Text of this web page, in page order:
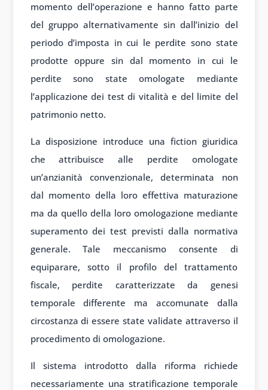
momento dell’operazione e hanno fatto parte
del gruppo alternativamente sin dall’inizio del
periodo d’imposta in cui le perdite sono state
prodotte oppure sin dal momento in cui le
perdite sono state omologate mediante
l’applicazione dei test di vitalità e del limite del
patrimonio netto.
La disposizione introduce una fiction giuridica
che attribuisce alle perdite omologate
un’anzianità convenzionale, determinata non
dal momento della loro effettiva maturazione
ma da quello della loro omologazione mediante
superamento dei test previsti dalla normativa
generale. Tale meccanismo consente di
equiparare, sotto il profilo del trattamento
fiscale, perdite caratterizzate da genesi
temporale differente ma accomunate dalla
circostanza di essere state validate attraverso il
procedimento di omologazione.
Il sistema introdotto dalla riforma richiede
necessariamente una stratificazione temporale